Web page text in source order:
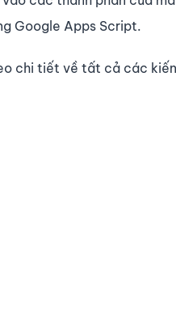
Google Apps Script.
chi tiết về tất cả các